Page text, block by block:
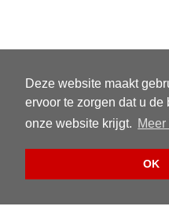
Deze website maakt
ervoor te zorgen dat u de
onze website krijgt.
OK